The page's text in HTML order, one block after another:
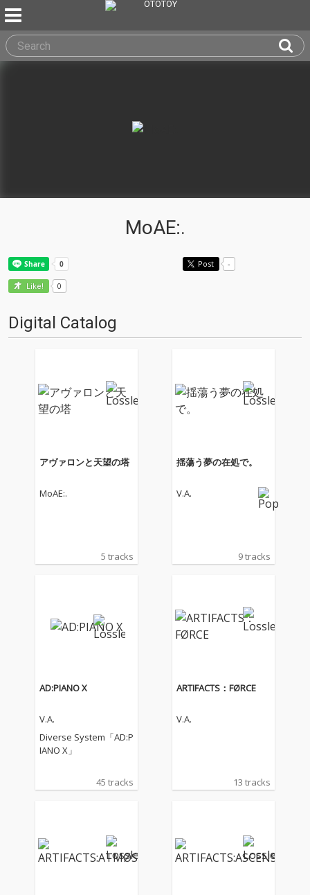
MoAE:.
Post -
Like! 0
Digital Catalog
アヴァロンと天望の塔
MoAE:.
5 tracks
揺蕩う夢の在処で。
V.A.
9 tracks
AD:PIANO X
V.A.
Diverse System「AD:P
IANO X」
45 tracks
ARTIFACTS：FØRCE
V.A.
13 tracks